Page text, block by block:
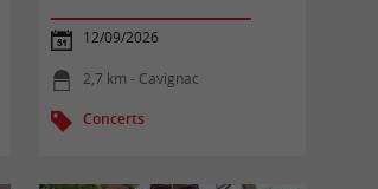
12/09/2026
2,7 km - Cavignac
Concerts